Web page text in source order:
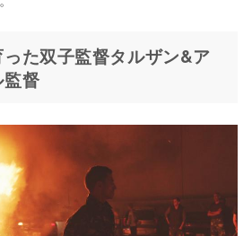
た双子監督タルザン&ア
督